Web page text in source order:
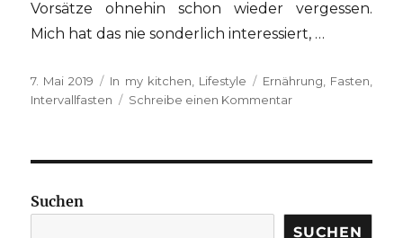
Vorsätze ohnehin schon wieder vergessen.
Mich hat das nie sonderlich interessiert, …
Veröffentlicht
am
7. Mai 2019 Kategorien
In my kitchen Lifestyle Schlagwörter
Ernährung Fasten
Intervallfasten
Schreibe einen Kommentarzu
Suchen
SUCHEN